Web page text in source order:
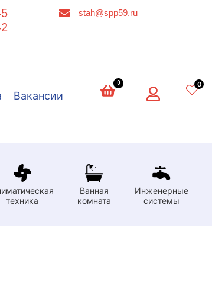
stah@spp59.ru
Вакансии
0 0
техника
Ванная
комната
Инженерные
системы